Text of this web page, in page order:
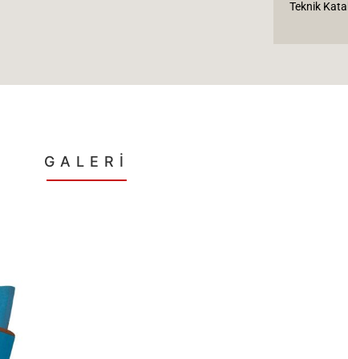
Teknik
GALERİ